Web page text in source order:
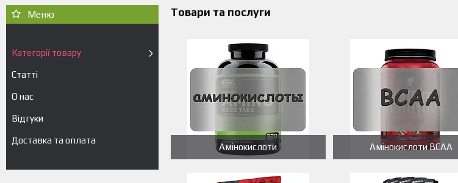
Категорії товару
Статті
О нас
Відгуки
Доставка та оплата
Товари та послуги
Амінокислоти Амінокислоти BCAA